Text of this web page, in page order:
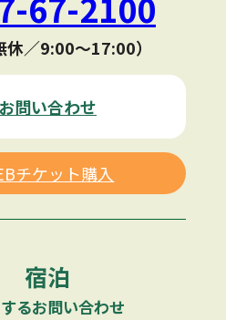
休／9:00〜17:00）
お問い合わせ
チケット購入
宿泊
るお問い合わせ